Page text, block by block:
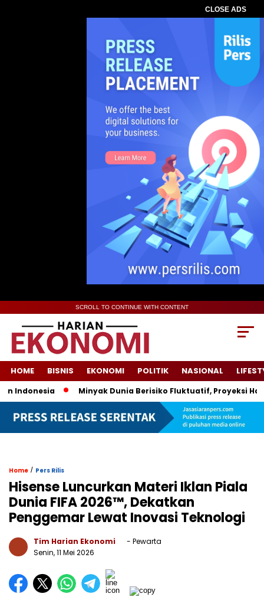
CLOSE ADS
SCROLL TO CONTINUE WITH CONTENT
HOME BISNIS EKONOMI POLITIK NASIONAL
Minyak Dunia Berisiko Fluktuatif, Proyeksi Harga
Home / Pers Rilis
Hisense Luncurkan Materi Iklan Piala
Dunia FIFA 2026™, Dekatkan
Penggemar Lewat Inovasi Teknologi
Tim Harian Ekonomi
- Pewarta
Senin, 11 Mei 2026